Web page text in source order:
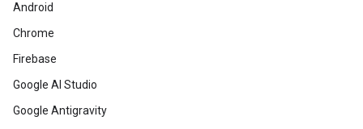
Android
Chrome
Firebase
Google AI Studio
Google Antigravity